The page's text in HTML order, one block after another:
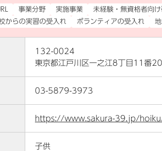
事業分野 実施事業 未経験・無資格者向
からの実習の受入れ ボランティアの受入れ
132-0024
東京都江戸川区一之江8丁目11番
03-5879-3973
https://www.sakura-39.jp/
子供